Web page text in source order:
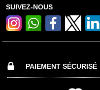
SUIVEZ-NOUS
PAIEMENT SÉCURISÉ